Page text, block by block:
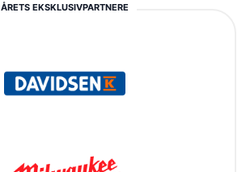
ÅRETS EKSKLUSIVPARTNERE